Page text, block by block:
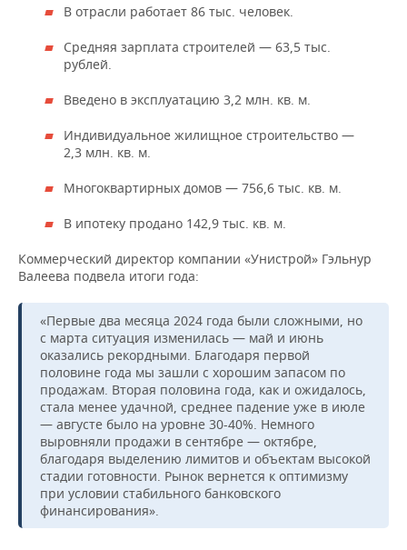
В отрасли работает 86 тыс. человек.
Средняя зарплата строителей — 63,5 тыс.
рублей.
Введено в эксплуатацию 3,2 млн. кв. м.
Индивидуальное жилищное строительство —
2,3 млн. кв. м.
Многоквартирных домов — 756,6 тыс. кв. м.
В ипотеку продано 142,9 тыс. кв. м.
Коммерческий директор компании «Унистрой» Гэльнур
Валеева подвела итоги года:
«Первые два месяца 2024 года были сложными, но
с марта ситуация изменилась — май и июнь
оказались рекордными. Благодаря первой
половине года мы зашли с хорошим запасом по
продажам. Вторая половина года, как и ожидалось,
стала менее удачной, среднее падение уже в июле
— августе было на уровне 30-40%. Немного
выровняли продажи в сентябре — октябре,
благодаря выделению лимитов и объектам высокой
стадии готовности. Рынок вернется к оптимизму
при условии стабильного банковского
финансирования».